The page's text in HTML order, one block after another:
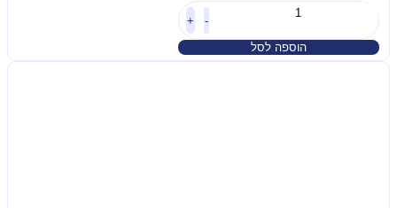
+
הוספה לסל